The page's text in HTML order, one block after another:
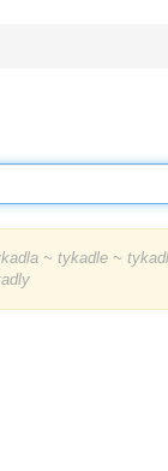
~ tykadle ~